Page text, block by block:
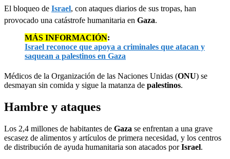
El bloqueo de Israel, con ataques diarios de sus tropas, han
provocado una catástrofe humanitaria en Gaza.
MÁS INFORMACIÓN:
Israel reconoce que apoya a criminales que atacan y
saquean a palestinos en Gaza
Médicos de la Organización de las Naciones Unidas (ONU) se
desmayan sin comida y sigue la matanza de palestinos.
Hambre y ataques
Los 2,4 millones de habitantes de Gaza se enfrentan a una grave
escasez de alimentos y artículos de primera necesidad, y los centros
de distribución de ayuda humanitaria son atacados porIsrael.